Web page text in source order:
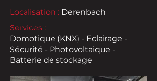
permettant de produire une partie
importante de l’électricité sur place
et de réduire durablement la facture
énergétique, tout en valorisant une
énergie renouvelable.
Localisation : Derenbach
Services :
Domotique (KNX) - Eclairage -
Sécurité - Photovoltaique -
Batterie de stockage